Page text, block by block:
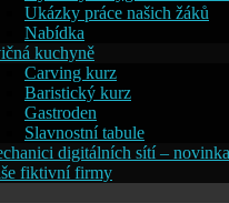
Ukázky práce našich žáků
Nabídka
kuchyně
Carving kurz
Baristický kurz
Gastroden
Slavnostní tabule
digitálních sítí –
fiktivní firmy